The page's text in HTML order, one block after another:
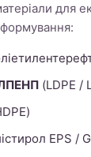
для
(LDPE /
EPS /